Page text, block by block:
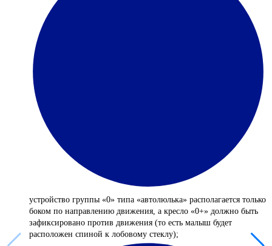
устройство группы «0» типа «автолюлька» располагается только
боком по направлению движения, а кресло «0+» должно быть
зафиксировано против движения (то есть малыш будет
расположен спиной к лобовому стеклу);